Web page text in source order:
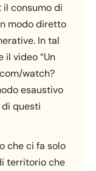
il consumo di
modo diretto
In tal
il video “Un
watch?
esaustivo
questi
che ci fa solo
territorio che